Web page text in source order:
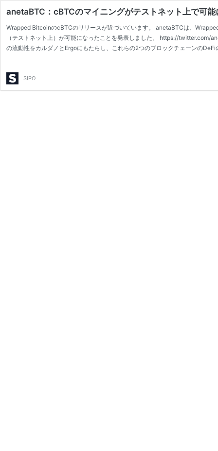
anetaBTC：cBTCのマイニングがテストネット上で可能
Wrapped BitcoinのcBTCのリリースが近づいています。 anetaBTCは、
（テストネット上）が可能になったことを発表しました。 https://
の流動性をカルダノとErgoにもたらし、これらの2つのブロックチェーンの
SIPO